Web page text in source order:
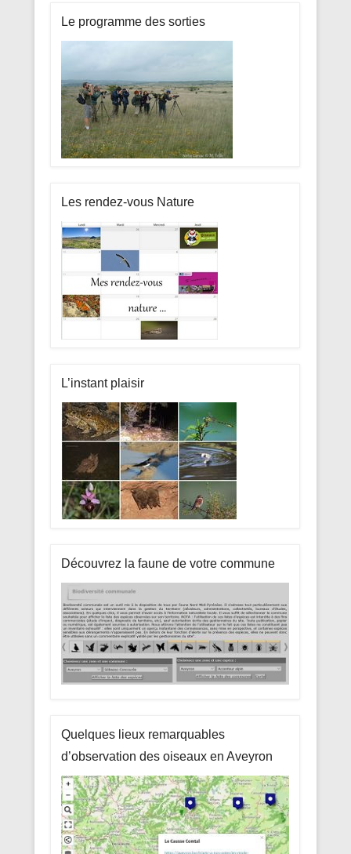
Le programme des sorties
Les rendez-vous Nature
L’instant plaisir
Découvrez la faune de votre commune
Quelques lieux remarquables
d’observation des oiseaux en Aveyron